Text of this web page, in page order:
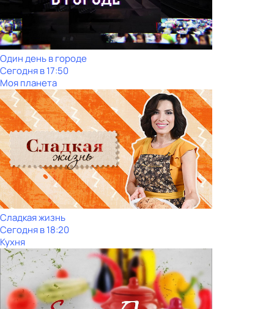
Один день в городе
Сегодня в 17:50
Моя планета
Сладкая жизнь
Сегодня в 18:20
Кухня